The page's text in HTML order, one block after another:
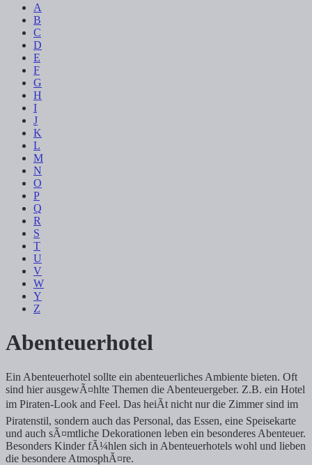
A
B
C
D
E
F
G
H
I
J
K
L
M
N
O
P
Q
R
S
T
U
V
W
Y
Z
Abenteuerhotel
Ein Abenteuerhotel sollte ein abenteuerliches Ambiente bieten. Oft
sind hier ausgewÃ¤hlte Themen die Abenteuergeber. Z.B. ein Hotel
im Piraten-Look and Feel. Das heiÃt nicht nur die Zimmer sind im
Piratenstil, sondern auch das Personal, das Essen, eine Speisekarte
und auch sÃ¤mtliche Dekorationen leben ein besonderes Abenteuer.
Besonders Kinder fÃ¼hlen sich in Abenteuerhotels wohl und lieben
die besondere AtmosphÃ¤re.